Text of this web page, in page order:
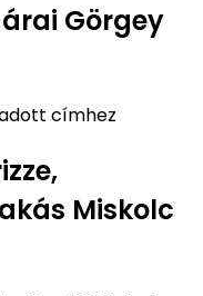
Görgey
címhez
Miskolc